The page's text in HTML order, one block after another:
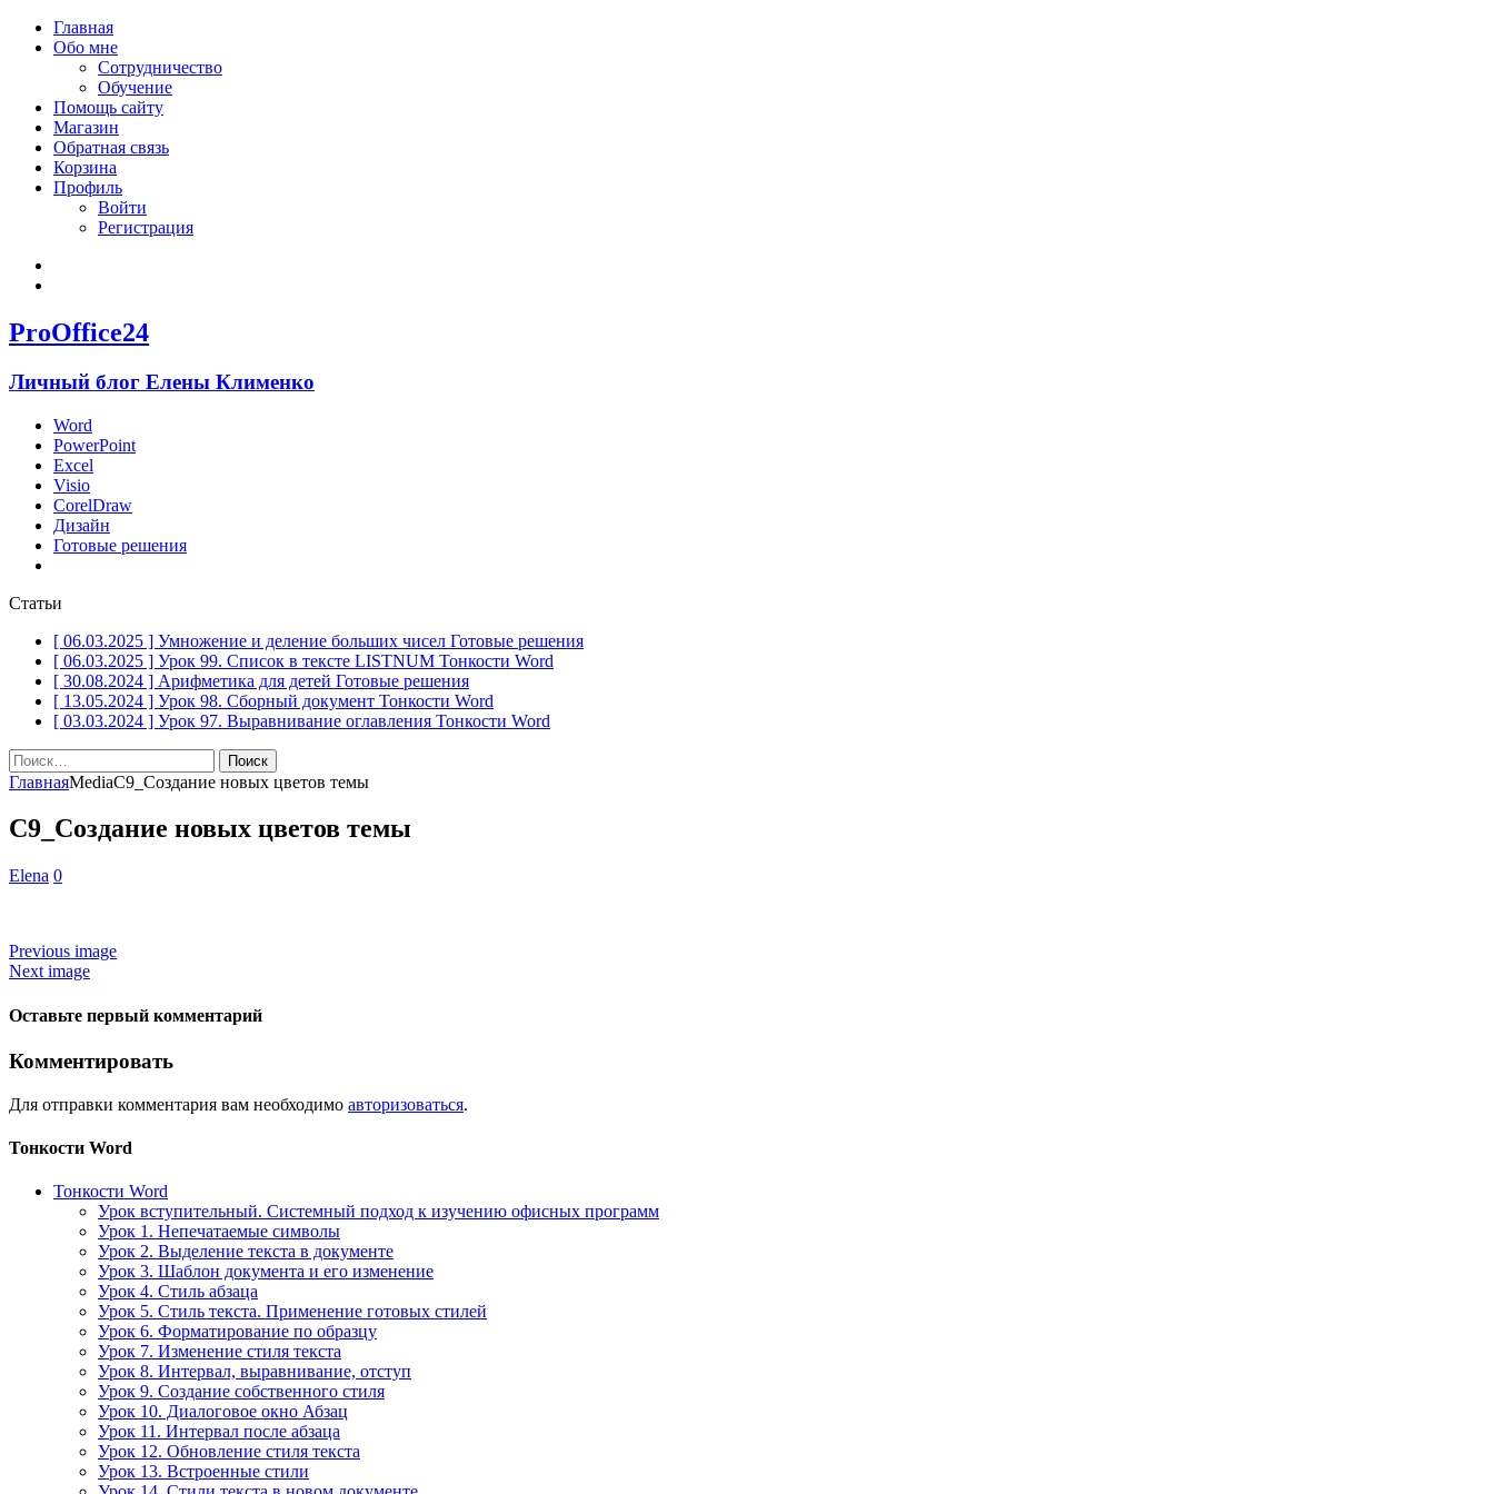
Главная
Обо мне
Сотрудничество
Обучение
Помощь сайту
Магазин
Обратная связь
Корзина
Профиль
Войти
Регистрация
ProOffice24
Личный блог Елены Клименко
Word
PowerPoint
Excel
Visio
CorelDraw
Дизайн
Готовые решения
Статьи
[ 06.03.2025 ] Умножение и деление больших чисел Готовые решения
[ 06.03.2025 ] Урок 99. Список в тексте LISTNUM Тонкости Word
[ 30.08.2024 ] Арифметика для детей Готовые решения
[ 13.05.2024 ] Урок 98. Сборный документ Тонкости Word
[ 03.03.2024 ] Урок 97. Выравнивание оглавления Тонкости Word
Найти:
ГлавнаяMediaС9_Создание новых цветов темы
С9_Создание новых цветов темы
Elena 0
Previous image
Next image
Оставьте первый комментарий
Комментировать
Для отправки комментария вам необходимо авторизоваться.
Тонкости Word
Тонкости Word
Урок вступительный. Системный подход к изучению офисных программ
Урок 1. Непечатаемые символы
Урок 2. Выделение текста в документе
Урок 3. Шаблон документа и его изменение
Урок 4. Стиль абзаца
Урок 5. Стиль текста. Применение готовых стилей
Урок 6. Форматирование по образцу
Урок 7. Изменение стиля текста
Урок 8. Интервал, выравнивание, отступ
Урок 9. Создание собственного стиля
Урок 10. Диалоговое окно Абзац
Урок 11. Интервал после абзаца
Урок 12. Обновление стиля текста
Урок 13. Встроенные стили